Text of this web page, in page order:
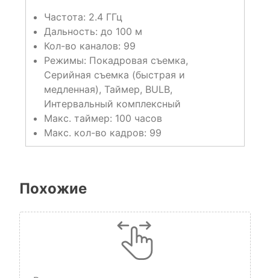
Частота: 2.4 ГГц
Дальность: до 100 м
Кол-во каналов: 99
Режимы: Покадровая съемка,
Серийная съемка (быстрая и
медленная), Таймер, BULB,
Интервальный комплексный
Макс. таймер: 100 часов
Макс. кол-во кадров: 99
Похожие